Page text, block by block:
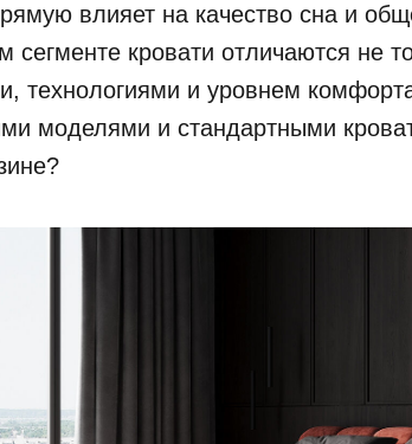
влияет на качество сна и
сегменте кровати отличаются не
технологиями и уровнем
моделями и стандартными